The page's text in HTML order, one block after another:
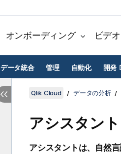
オンボーディング ビデオ
データ統合 管理 自動化 開発
Qlik Cloud データの分析
アシスタン
アシスタントは、自然